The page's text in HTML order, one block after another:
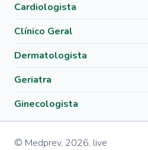
Cardiologista
Clínico Geral
Dermatologista
Geriatra
Ginecologista
© Medprev, 2026, live